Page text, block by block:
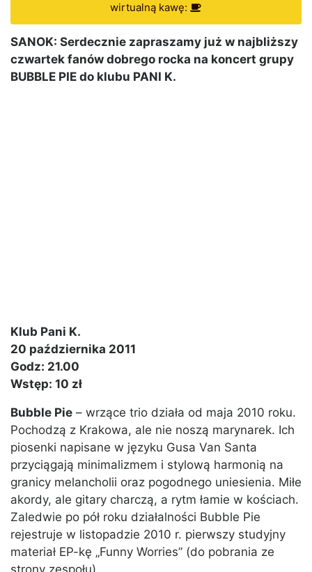
wirtualną kawę:
SANOK: Serdecznie zapraszamy już w najbliższy
czwartek fanów dobrego rocka na koncert grupy
BUBBLE PIE do klubu PANI K.
Klub Pani K.
20 października 2011
Godz: 21.00
Wstęp: 10 zł
Bubble Pie – wrzące trio działa od maja 2010 roku.
Pochodzą z Krakowa, ale nie noszą marynarek. Ich
piosenki napisane w języku Gusa Van Santa
przyciągają minimalizmem i stylową harmonią na
granicy melancholii oraz pogodnego uniesienia. Miłe
akordy, ale gitary charczą, a rytm łamie w kościach.
Zaledwie po pół roku działalności Bubble Pie
rejestruje w listopadzie 2010 r. pierwszy studyjny
materiał EP-kę „Funny Worries” (do pobrania ze